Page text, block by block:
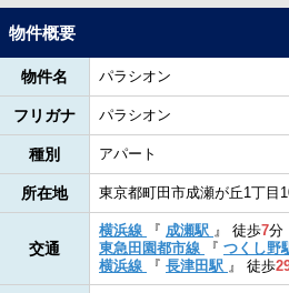
物件概要
物件名 パラシオン
フリガナ パラシオン
種別 アパート
所在地 東京都町田市成瀬が丘1丁目
交通
横浜線 『 成瀬駅 』 徒歩7分
東急田園都市線
『 つくし野
横浜線
『 長津田駅 』 徒歩